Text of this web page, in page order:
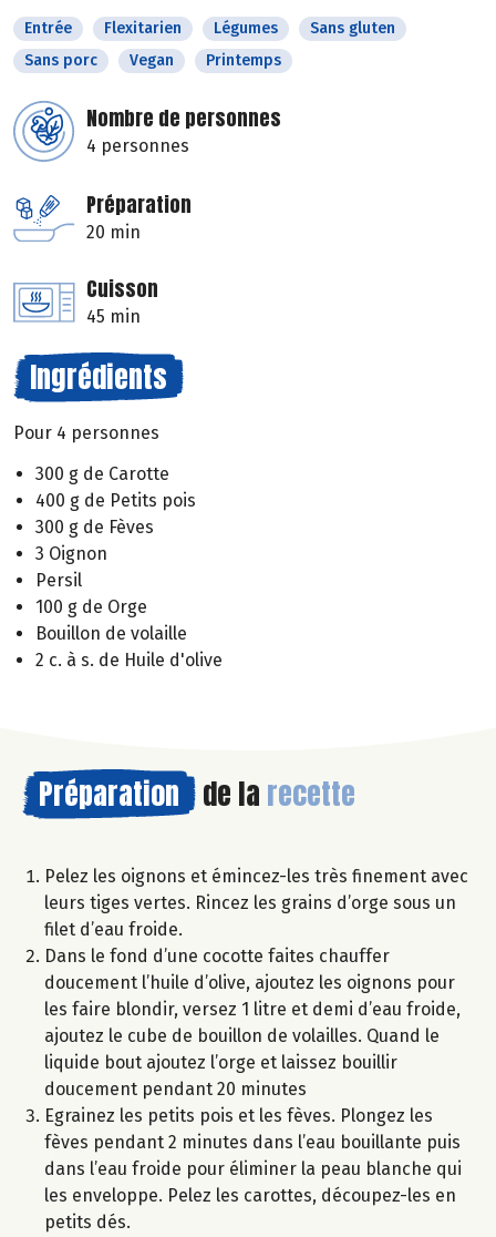
Entrée Flexitarien Légumes
Sans gluten
Sans porc
Vegan Printemps
Nombre de personnes
4 personnes
Préparation
20 min
Cuisson
45 min
Ingrédients
Pour 4 personnes
300 g de Carotte
400 g de Petits pois
300 g de Fèves
3 Oignon
Persil
100 g de Orge
Bouillon de volaille
2 c. à s. de Huile d'olive
Préparation de la recette
Pelez les oignons et émincez-les très finement avec
leurs tiges vertes. Rincez les grains d’orge sous un
filet d’eau froide.
Dans le fond d’une cocotte faites chauffer
doucement l’huile d’olive, ajoutez les oignons pour
les faire blondir, versez 1 litre et demi d’eau froide,
ajoutez le cube de bouillon de volailles. Quand le
liquide bout ajoutez l’orge et laissez bouillir
doucement pendant 20 minutes
Egrainez les petits pois et les fèves. Plongez les
fèves pendant 2 minutes dans l’eau bouillante puis
dans l’eau froide pour éliminer la peau blanche qui
les enveloppe. Pelez les carottes, découpez-les en
petits dés.